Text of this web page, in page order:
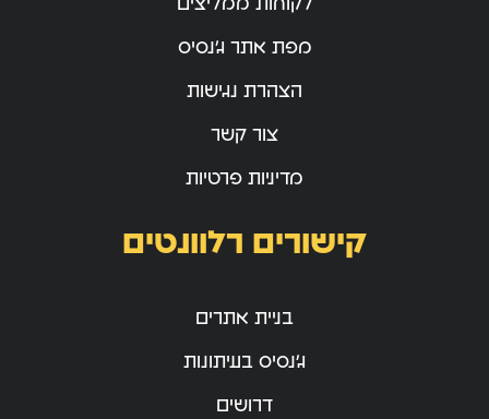
מפת אתר ג’נסיס
הצהרת נגישות
צור קשר
מדיניות פרטיות
קישורים רלוונטים
בניית אתרים
ג’נסיס בעיתונות
דרושים